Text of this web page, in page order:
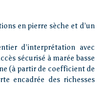
en pierre sèche et d’un
d’interprétation avec
sécurisé à marée basse
(à partir de coefficient de
encadrée des richesses